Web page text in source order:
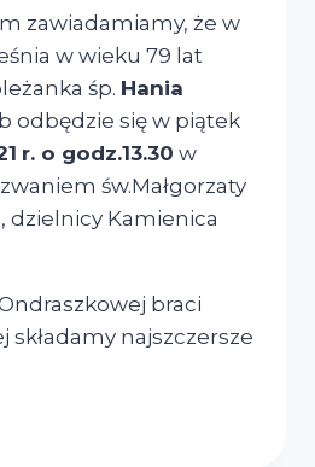
zawiadamiamy, że w
w wieku 79 lat
śp. Hania
odbędzie się w piątek
r. o godz.13.30 w
św.Małgorzaty
dzielnicy Kamienica
braci
składamy najszczersze